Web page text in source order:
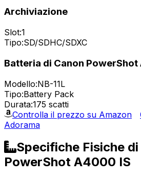
Archiviazione
Slot:1
Tipo:SD/SDHC/SDXC
Batteria di Canon PowerShot
Modello:NB-11L
Tipo:Battery Pack
Durata:175 scatti
Controlla il prezzo su Amazon
Adorama
Specifiche Fisiche di
PowerShot A4000 IS